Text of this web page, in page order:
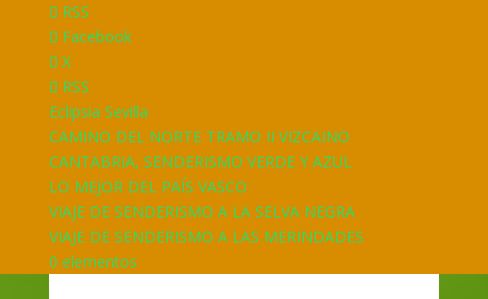
RSS
Facebook
X
RSS
Eclipsia Sevilla
CAMINO DEL NORTE TRAMO II VIZCAINO
CANTABRIA, SENDERISMO VERDE Y AZUL
LO MEJOR DEL PAÍS VASCO
VIAJE DE SENDERISMO A LA SELVA NEGRA
VIAJE DE SENDERISMO A LAS MERINDADES
0 elementos